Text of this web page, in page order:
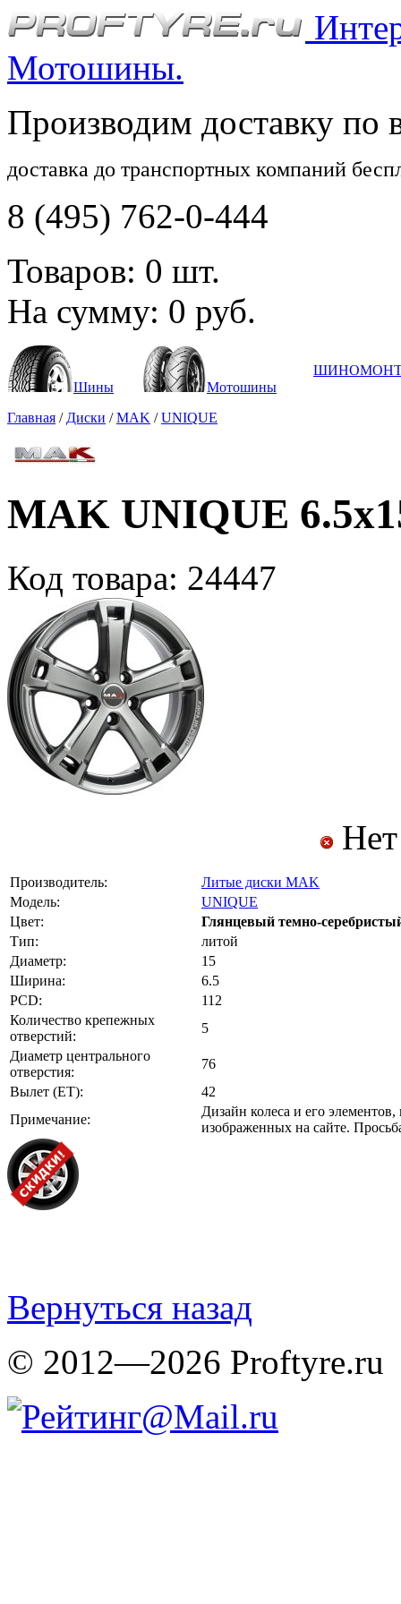
Мотошины.
Производим доставку по
доставка до транспортных компаний
8 (495) 762-0-444
Товаров: 0 шт.
На сумму: 0 руб.
Шины Мотошины
Главная / Диски /MAK /UNIQUE
MAK UNIQUE
Код товара: 24447
Производитель:
Литые диски MAK
Модель:
UNIQUE
Цвет:
Глянцевый темно-
Тип:
литой
Диаметр:
15
Ширина:
6.5
PCD:
112
Количество крепежных
отверстий:
5
Диаметр центрального
отверстия:
76
Вылет (ET):
42
Примечание:
Дизайн колеса и его
изображенных на сайте.
Вернуться назад
© 2012—2026 Proftyre.ru